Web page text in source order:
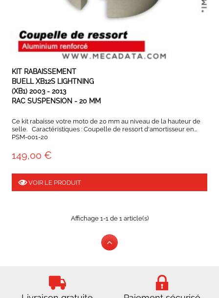
EXPÉDIÉ SOUS 3 À 5 JOURS OUVRÉS
KIT RABAISSEMENT
BUELL XB12S LIGHTNING
(XB1) 2003 - 2013
RAC SUSPENSION - 20 MM
Ce kit rabaisse votre moto de 20 mm au niveau de la hauteur de
selle. Caractéristiques : Coupelle de ressort d'amortisseur en...
PSM-001-20
149,00 €
VOIR LE PRODUIT
Affichage 1-1 de 1 article(s)